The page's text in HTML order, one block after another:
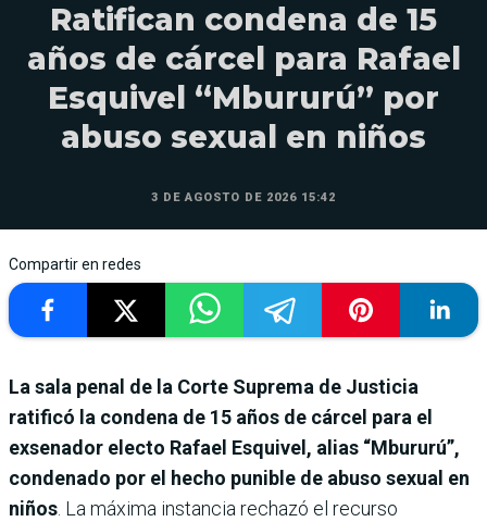
Ratifican condena de 15
años de cárcel para Rafael
Esquivel “Mbururú” por
abuso sexual en niños
3 DE AGOSTO DE 2026 15:42
Compartir en redes
La sala penal de la Corte Suprema de Justicia
ratificó la condena de 15 años de cárcel para el
exsenador electo Rafael Esquivel, alias “Mbururú”,
condenado por el hecho punible de abuso sexual en
niños . La máxima instancia rechazó el recurso